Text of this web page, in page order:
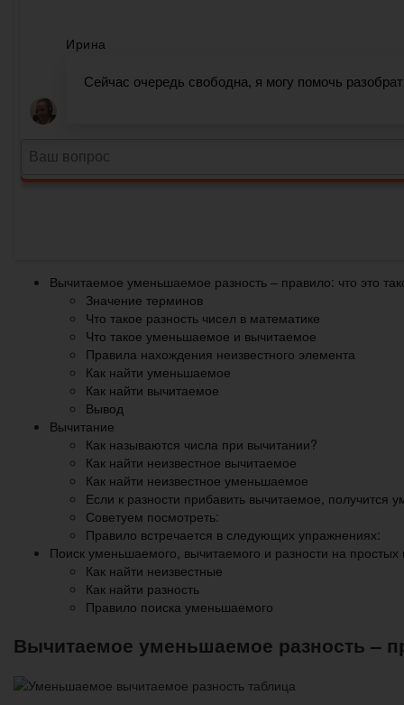
Вычитаемое уменьшаемое разность – правило: что это
Значение терминов
Что такое разность чисел в математике
Что такое уменьшаемое и вычитаемое
Правила нахождения неизвестного элемента
Как найти уменьшаемое
Как найти вычитаемое
Вывод
Вычитание
Как называются числа при вычитании?
Как найти неизвестное вычитаемое
Как найти неизвестное уменьшаемое
Если к разности прибавить вычитаемое, получится
Советуем посмотреть:
Правило встречается в следующих упражнениях:
Поиск уменьшаемого, вычитаемого и разности на
Как найти неизвестные
Как найти разность
Правило поиска уменьшаемого
Вычитаемое уменьшаемое разность –